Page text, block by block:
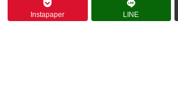
Instapaper LINE